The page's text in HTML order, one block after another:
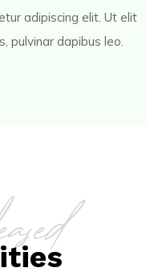
adipiscing elit. Ut elit
pulvinar dapibus leo.